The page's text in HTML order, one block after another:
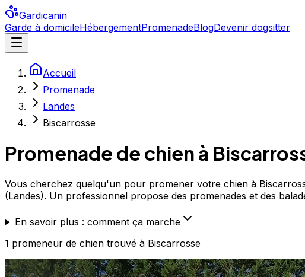
Gardicanin
Garde à domicileHébergementPromenadeBlogDevenir dogsitter
Accueil
Promenade
Landes
Biscarrosse
Promenade de chien à
Vous cherchez quelqu'un pour promener votre chien à
(Landes). Un professionnel propose des promenades et des
En savoir plus : comment ça marche
1 promeneur de chien trouvé à Biscarrosse